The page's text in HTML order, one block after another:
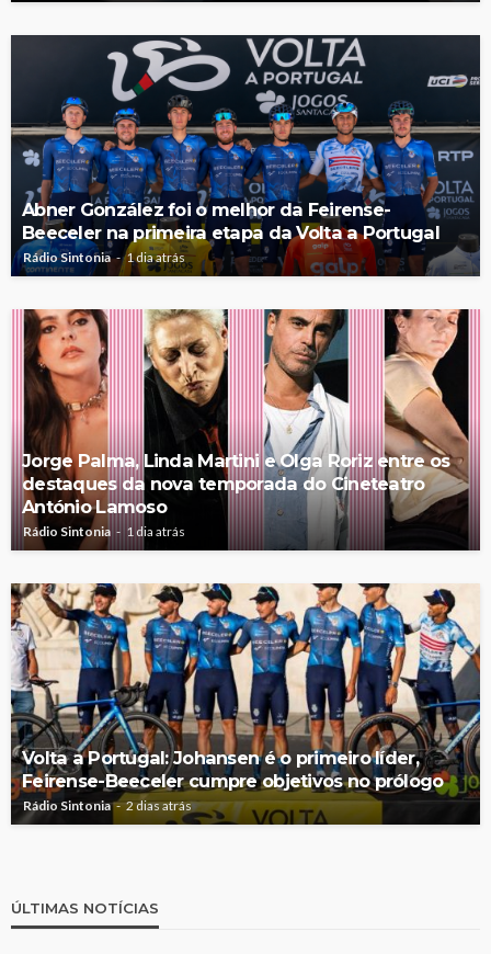
Abner González foi o melhor da Feirense-
Beeceler na primeira etapa da Volta a Portugal
Rádio Sintonia 1 dia atrás
Jorge Palma, Linda Martini e Olga Roriz entre os
destaques da nova temporada do Cineteatro
António Lamoso
Rádio Sintonia 1 dia atrás
Volta a Portugal: Johansen é o primeiro líder,
Feirense-Beeceler cumpre objetivos no prólogo
Rádio Sintonia 2 dias atrás
ÚLTIMAS NOTÍCIAS